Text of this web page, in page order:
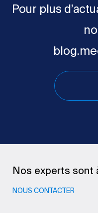
Pour plus
Nos experts sont
NOUS CONTACTER